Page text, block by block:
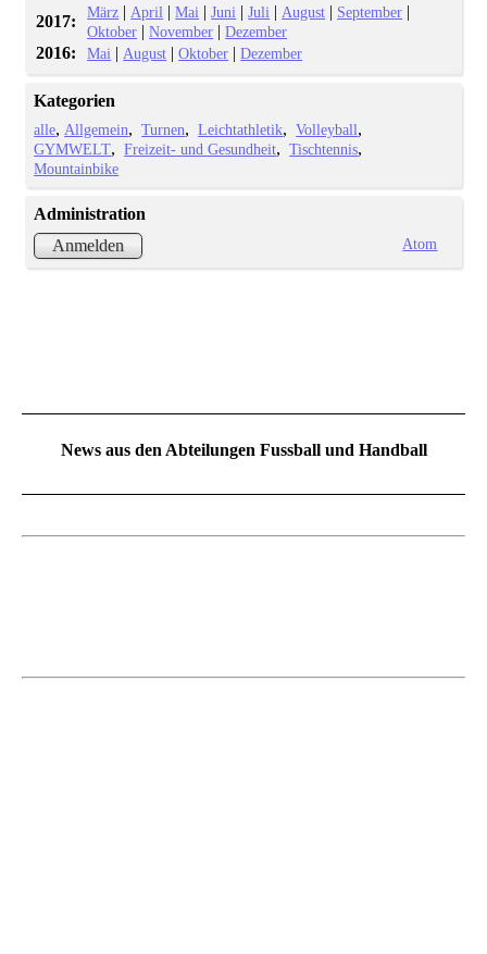
2017: März | April |Mai |Juni |Juli | August | September |
Oktober |November |Dezember
2016: Mai | August |Oktober |Dezember
Kategorien
alle Allgemein Turnen Leichtathletik
Volleyball
GYMWELT
Freizeit- und Gesundheit
Tischtennis
Mountainbike
Administration
Anmelden
Atom
News aus den Abteilungen Fussball und Handball